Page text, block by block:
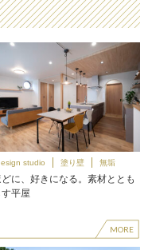
studio 塗り壁 無垢
に、好きになる。素材ととも
平屋
MORE